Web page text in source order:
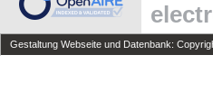
Gestaltung Webseite und Datenbank: